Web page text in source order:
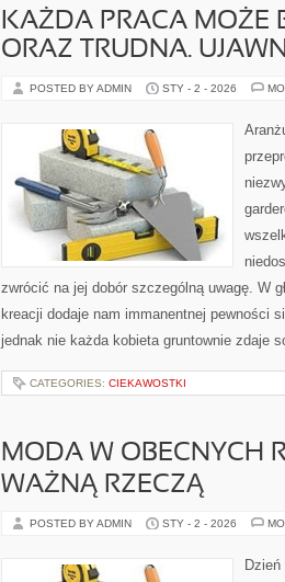
KAŻDA PRACA MOŻE
ORAZ TRUDNA.
POSTED BY ADMIN STY - 2 - 2026
zwrócić na jej dobór szczególną uwagę. W
kreacji dodaje nam immanentnej pewności
jednak nie każda kobieta gruntownie zdaje
CATEGORIES: CIEKAWOSTKI
MODA W OBECNYCH
WAŻNĄ RZECZĄ
POSTED BY ADMIN STY - 2 - 2026